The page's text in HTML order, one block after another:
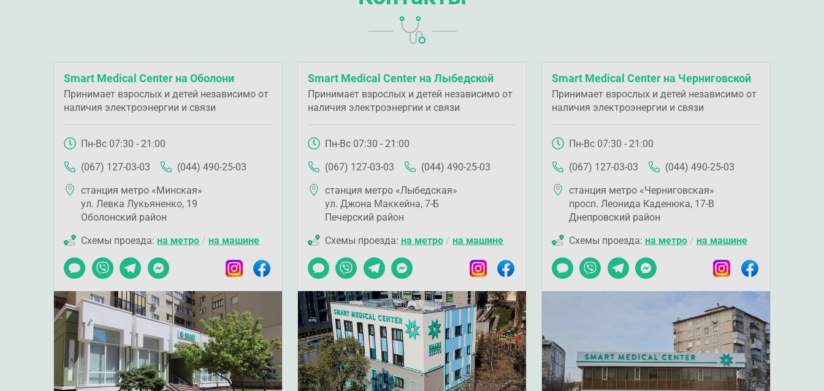
Smart Medical Center на Оболони
Принимает взрослых и детей независимо от
наличия электроэнергии и связи
Пн-Вс 07:30 - 21:00
(067) 127-03-03
(044) 490-25-03
станция метро «Минская»
ул. Левка Лукьяненко, 19
Оболонский район
Схемы проезда: на метро / на машине
Чат Viber TelegramMessenger InstagramFacebook
Smart Medical Center на Лыбедской
Принимает взрослых и детей независимо от
наличия электроэнергии и связи
Пн-Вс 07:30 - 21:00
(067) 127-03-03
(044) 490-25-03
станция метро «Лыбедская»
ул. Джона Маккейна, 7-Б
Печерский район
Схемы проезда: на метро/ на машине
Чат Viber TelegramMessenger InstagramFacebook
Smart Medical Center на Черниговской
Принимает взрослых и детей независимо от
наличия электроэнергии и связи
Пн-Вс 07:30 - 21:00
(067) 127-03-03
(044) 490-25-03
станция метро «Черниговская»
просп. Леонида Каденюка, 17-В
Днепровский район
Схемы проезда: на метро/ на машине
Чат Viber TelegramMessenger InstagramFacebook